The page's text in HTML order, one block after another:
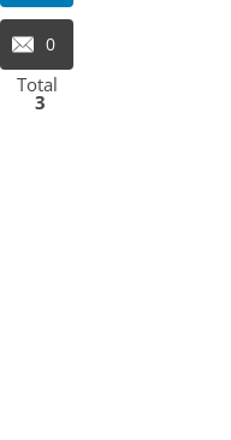
0
Total
3